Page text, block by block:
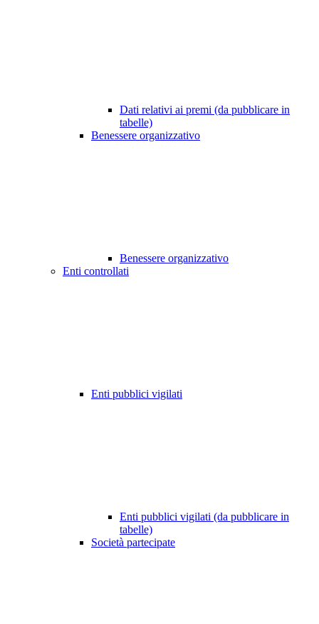
Dati relativi ai premi (da pubblicare in
tabelle)
Benessere organizzativo
Benessere organizzativo
Enti controllati
Enti pubblici vigilati
Enti pubblici vigilati (da pubblicare in
tabelle)
Società partecipate